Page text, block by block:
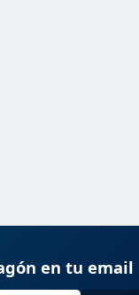
en tu email